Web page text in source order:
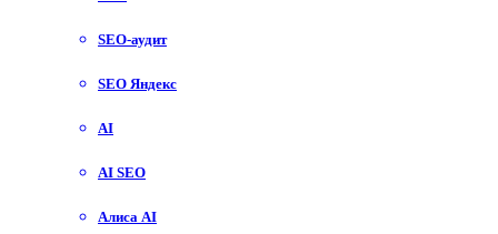
SEO-аудит
SEO Яндекс
AI
AI SEO
Алиса AI